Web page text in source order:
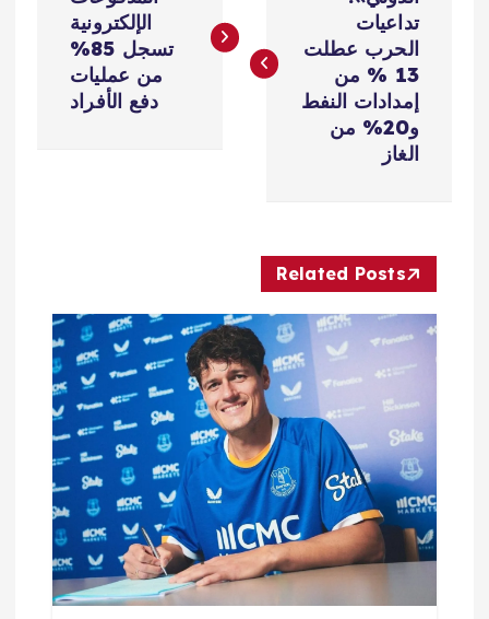
م
ق
ت
تداعيات
الحرب عطلت
13 % من
إمدادات النفط
و20% من
الغاز
الإلكترونية
تسجل 85%
من عمليات
دفع الأفراد
Related Posts